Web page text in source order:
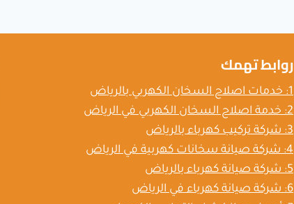
روابط تهمك
1: خدمات اصلاح السخان الكهربي بالرياض
2: خدمة اصلاح السخان الكهربي في الرياض
3: شركة تركيب كهرباء بالرياض
4: شركة صيانة سخانات كهربية في الرياض
5: شركة صيانة كهرباء بالرياض
6: شركة صيانة كهرباء في الرياض